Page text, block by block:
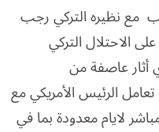
مع نظيره التركي رجب
الاحتلال التركي
أثار عاصفة من
الرئيس الأمريكي مع
لايام معدودة بما في